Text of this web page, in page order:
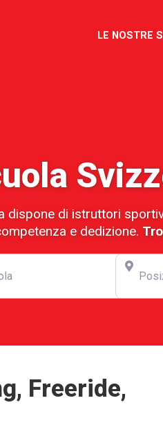
LE NOSTRE
dispone di istruttori
e dedizione.
Posizione
Freeride,